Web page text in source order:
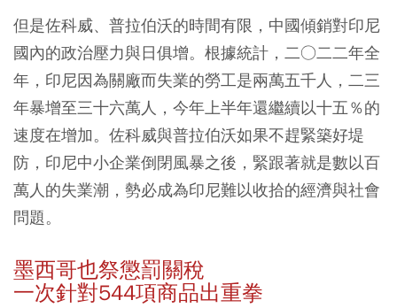
但是佐科威、普拉伯沃的時間有限，中國傾銷對印尼
國內的政治壓力與日俱增。根據統計，二○二二年全
年，印尼因為關廠而失業的勞工是兩萬五千人，二三
年暴增至三十六萬人，今年上半年還繼續以十五％的
速度在增加。佐科威與普拉伯沃如果不趕緊築好堤
防，印尼中小企業倒閉風暴之後，緊跟著就是數以百
萬人的失業潮，勢必成為印尼難以收拾的經濟與社會
問題。
墨西哥也祭懲罰關稅
一次針對544項商品出重拳